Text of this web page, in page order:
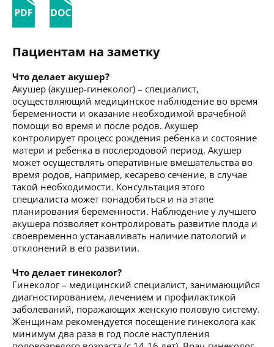
Пациентам на заметку
Что делает акушер?
Акушер (акушер-гинеколог) – специалист,
осуществляющий медицинское наблюдение во время
беременности и оказание необходимой врачебной
помощи во время и после родов. Акушер
контролирует процесс рождения ребенка и состояние
матери и ребенка в послеродовой период. Акушер
может осуществлять оперативные вмешательства во
время родов, например, кесарево сечение, в случае
такой необходимости. Консультация этого
специалиста может понадобиться и на этапе
планирования беременности. Наблюдение у лучшего
акушера позволяет контролировать развитие плода и
своевременно устанавливать наличие патологий и
отклонений в его развитии.
Что делает гинеколог?
Гинеколог – медицинский специалист, занимающийся
диагностированием, лечением и профилактикой
заболеваний, поражающих женскую половую систему.
Женщинам рекомендуется посещение гинеколога как
минимум два раза в год после наступления